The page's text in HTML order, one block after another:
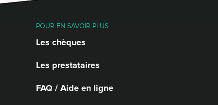
POUR EN SAVOIR PLUS
Les chèques
Les prestataires
FAQ / Aide en ligne